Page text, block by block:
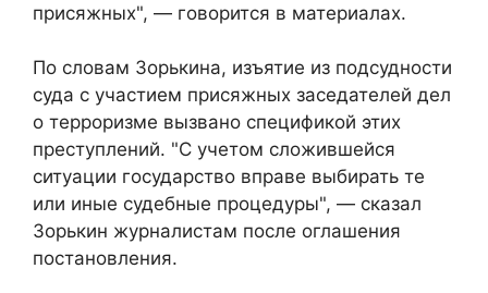
присяжных", — говорится в материалах.
По словам Зорькина, изъятие из подсудности
суда с участием присяжных заседателей дел
о терроризме вызвано спецификой этих
преступлений. "С учетом сложившейся
ситуации государство вправе выбирать те
или иные судебные процедуры", — сказал
Зорькин журналистам после оглашения
постановления.